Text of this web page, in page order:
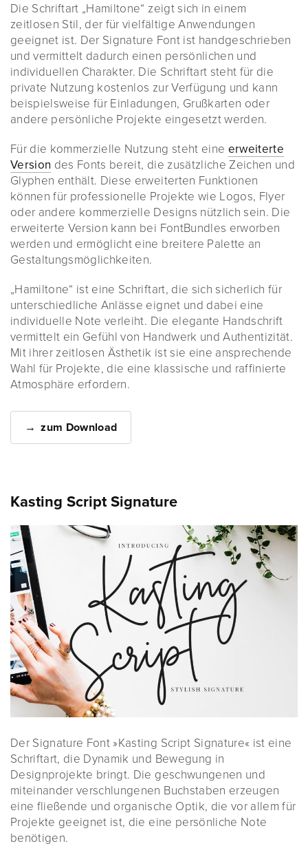
Die Schriftart „Hamiltone“ zeigt sich in einem
zeitlosen Stil, der für vielfältige Anwendungen
geeignet ist. Der Signature Font ist handgeschrieben
und vermittelt dadurch einen persönlichen und
individuellen Charakter. Die Schriftart steht für die
private Nutzung kostenlos zur Verfügung und kann
beispielsweise für Einladungen, Grußkarten oder
andere persönliche Projekte eingesetzt werden.
Für die kommerzielle Nutzung steht eine erweiterte
Version des Fonts bereit, die zusätzliche Zeichen und
Glyphen enthält. Diese erweiterten Funktionen
können für professionelle Projekte wie Logos, Flyer
oder andere kommerzielle Designs nützlich sein. Die
erweiterte Version kann bei FontBundles erworben
werden und ermöglicht eine breitere Palette an
Gestaltungsmöglichkeiten.
„Hamiltone“ ist eine Schriftart, die sich sicherlich für
unterschiedliche Anlässe eignet und dabei eine
individuelle Note verleiht. Die elegante Handschrift
vermittelt ein Gefühl von Handwerk und Authentizität.
Mit ihrer zeitlosen Ästhetik ist sie eine ansprechende
Wahl für Projekte, die eine klassische und raffinierte
Atmosphäre erfordern.
zum Download
Kasting Script Signature
Der Signature Font »Kasting Script Signature« ist eine
Schriftart, die Dynamik und Bewegung in
Designprojekte bringt. Die geschwungenen und
miteinander verschlungenen Buchstaben erzeugen
eine fließende und organische Optik, die vor allem für
Projekte geeignet ist, die eine persönliche Note
benötigen.